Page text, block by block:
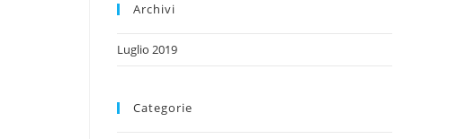
Archivi
Luglio 2019
Categorie